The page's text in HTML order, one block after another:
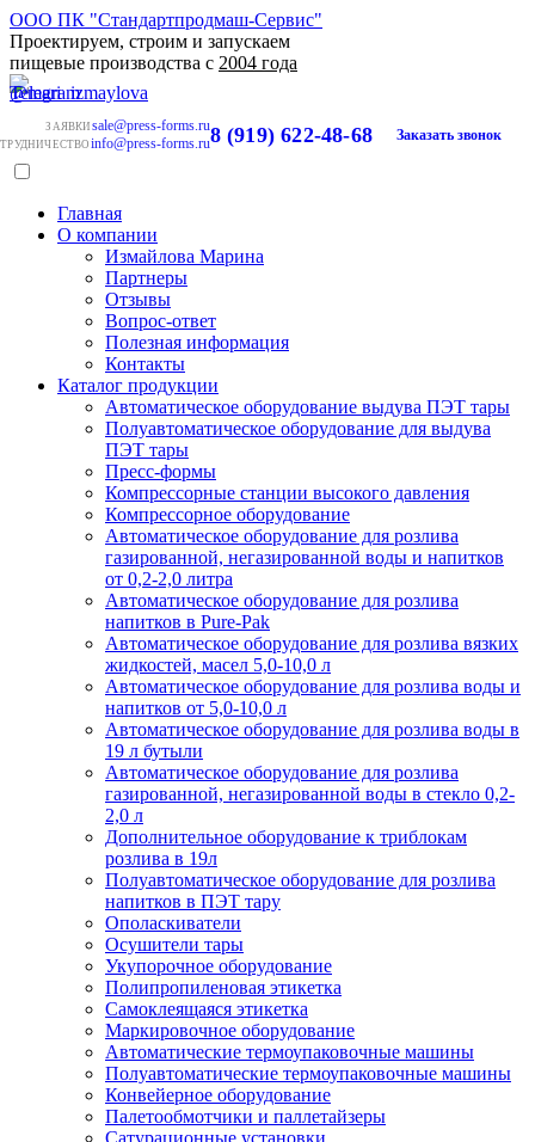
ООО ПК "Стандартпродмаш-Сервис"
Проектируем, строим и запускаем
пищевые производства с 2004 года
ЗАЯВКИ sale@press-forms.ru
info@press-forms.ru8 (919) 622-48-68 Заказать звонок
Главная
О компании
Измайлова Марина
Партнеры
Отзывы
Вопрос-ответ
Полезная информация
Контакты
Каталог продукции
Автоматическое оборудование выдува ПЭТ тары
Полуавтоматическое оборудование для выдува
ПЭТ тары
Пресс-формы
Компрессорные станции высокого давления
Компрессорное оборудование
Автоматическое оборудование для розлива
газированной, негазированной воды и напитков
от 0,2-2,0 литра
Автоматическое оборудование для розлива
напитков в Pure-Pak
Автоматическое оборудование для розлива вязких
жидкостей, масел 5,0-10,0 л
Автоматическое оборудование для розлива воды и
напитков от 5,0-10,0 л
Автоматическое оборудование для розлива воды в
19 л бутыли
Автоматическое оборудование для розлива
газированной, негазированной воды в стекло 0,2-
2,0 л
Дополнительное оборудование к триблокам
розлива в 19л
Полуавтоматическое оборудование для розлива
напитков в ПЭТ тару
Ополаскиватели
Осушители тары
Укупорочное оборудование
Полипропиленовая этикетка
Самоклеящаяся этикетка
Маркировочное оборудование
Автоматические термоупаковочные машины
Полуавтоматические термоупаковочные машины
Конвейерное оборудование
Палетообмотчики и паллетайзеры
Сатурационные установки